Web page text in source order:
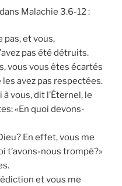
Malachie 3.6-12 :
pas, et vous,
pas été détruits.
vous vous êtes écartés
avez pas respectées.
vous, dit l’Éternel, le
«En quoi devons-
En effet, vous me
t’avons-nous trompé?»
et vous me